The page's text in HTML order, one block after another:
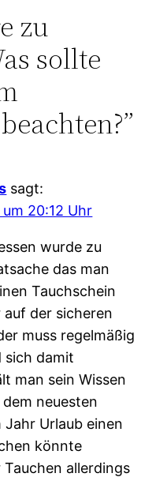
zu
sollte
sagt:
20:12 Uhr
wurde zu
das man
Tauchschein
der sicheren
muss regelmäßig
sich damit
man sein Wissen
neuesten
Jahr Urlaub einen
könnte
allerdings